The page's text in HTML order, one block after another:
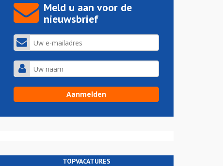
Meld u aan voor de
nieuwsbrief
TOPVACATURES